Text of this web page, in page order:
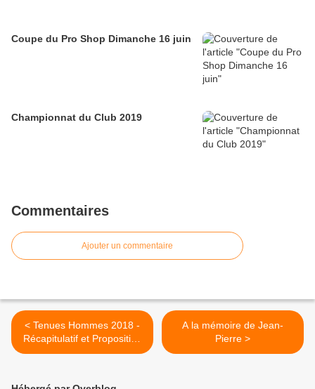
Coupe du Pro Shop Dimanche 16 juin
Championnat du Club 2019
Commentaires
Ajouter un commentaire
< Tenues Hommes 2018 -
Récapitulatif et Proposition
de pantalons et bermudas
A la mémoire de Jean-
Pierre >